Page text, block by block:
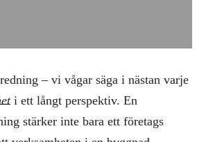
– vi vågar säga i nästan varje
i ett långt perspektiv. En
stärker inte bara ett företags